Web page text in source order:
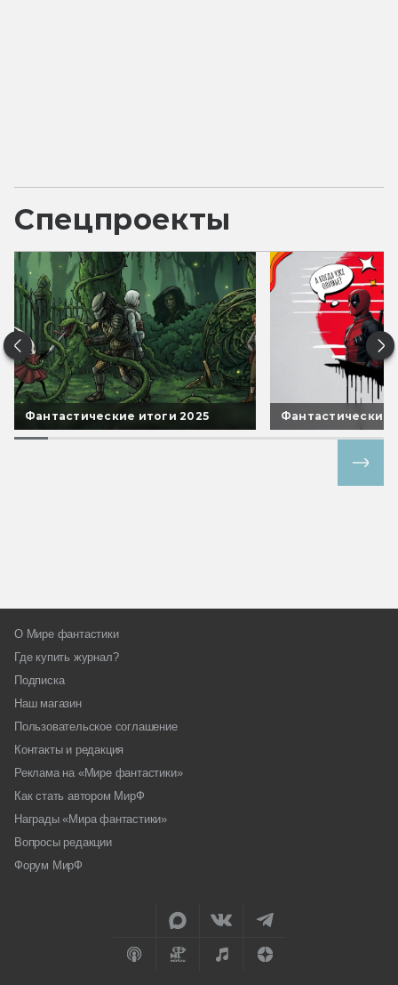
Спецпроекты
Фантастические итоги 2025 Фантастические
О Мире фантастики
Где купить журнал?
Подписка
Наш магазин
Пользовательское соглашение
Контакты и редакция
Реклама на «Мире фантастики»
Как стать автором МирФ
Награды «Мира фантастики»
Вопросы редакции
Форум МирФ